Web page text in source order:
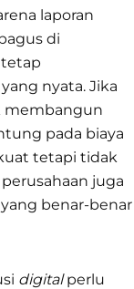
laporan
di
nyata. Jika
pada biaya
tetapi tidak
juga
benar-benar
digitalperlu